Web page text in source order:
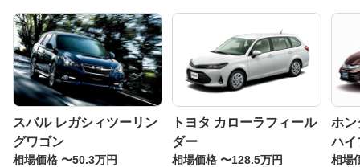
スバル レガシィツーリン
グワゴン
相場価格 〜50.3万円
トヨタ カローラフィール
ダー
相場価格 〜128.5万円
ホン
ハイ
相場